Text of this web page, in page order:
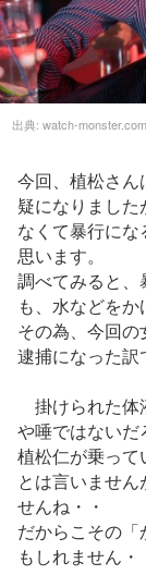
出典: watch-monster.com
今回、植松さ
疑になりまし
なくて暴行に
思います。
調べてみると
も、水などをか
その為、今回
逮捕になった訳
掛けられた体
や唾ではないだ
植松仁が乗っ
とは言いませ
せんね・・
だからこその
もしれません・